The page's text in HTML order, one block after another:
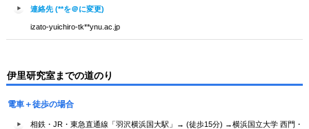
連絡先 (**を＠に変更)
izato-yuichiro-tk**ynu.ac.jp
伊里研究室までの道のり
電車＋徒歩の場合
相鉄・JR・東急直通線「羽沢横浜国大駅」→ (徒歩15分) →横浜国立大学 西門・